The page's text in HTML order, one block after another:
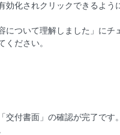
効化されクリックできるよう
について理解しました」に
ください。
交付書面」の確認が完了です